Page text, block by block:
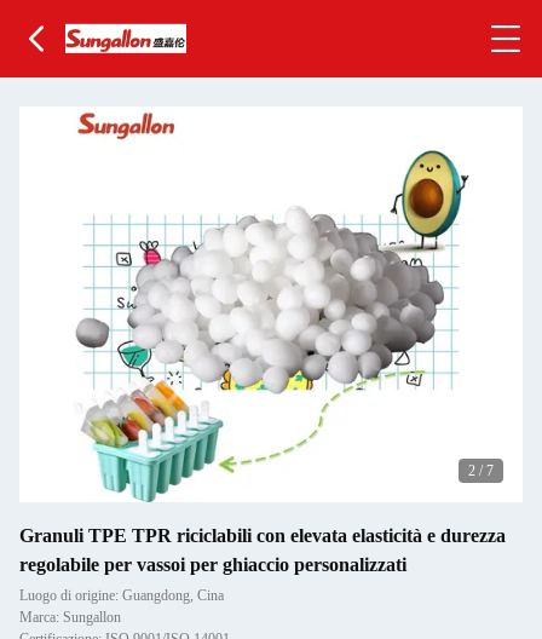
2 / 7
Granuli TPE TPR riciclabili con elevata elasticità e durezza
regolabile per vassoi per ghiaccio personalizzati
Luogo di origine: Guangdong, Cina
Marca: Sungallon